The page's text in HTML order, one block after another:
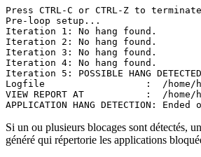
Press CTRL-C or CTRL-Z to
Pre-loop setup...
Iteration 1: No hang found.
Iteration 2: No hang found.
Iteration 3: No hang found.
Iteration 4: No hang found.
Iteration 5: POSSIBLE HANG
Logfile                  :  /home/
VIEW REPORT AT           :  /home/
APPLICATION HANG DETECTION:
Si un ou plusieurs blocages sont détectés,
généré qui répertorie les applications